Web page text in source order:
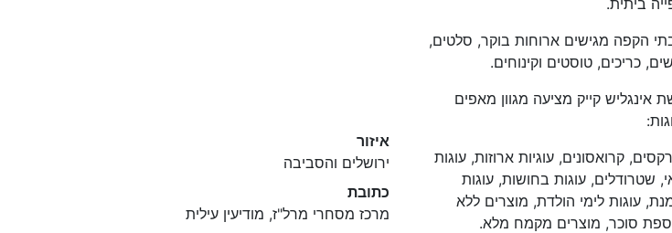
ביתית.
הקפה מגישים ארוחות בוקר, סלטים,
כריכים, טוסטים וקינוחים.
אינגליש קייק מציעה מגוון מאפים
קרואסונים, עוגיות ארוזות, עוגות
שטרודלים, עוגות בחושות, עוגות
עוגות לימי הולדת, מוצרים ללא
סוכר, מוצרים מקמח מלא.
איזור
ירושלים והסביבה
כתובת
מרכז מסחרי מרל"ז, מודיעין עילית